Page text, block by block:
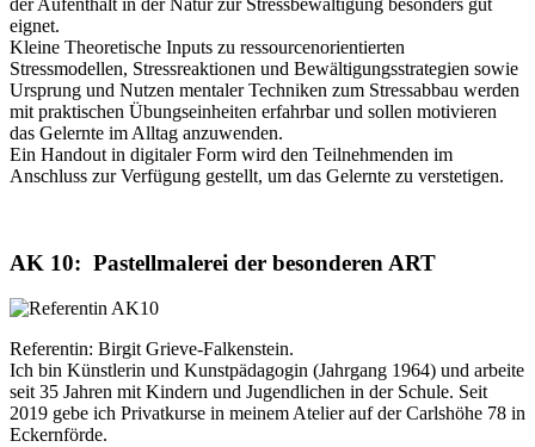
der Aufenthalt in der Natur zur Stressbewältigung besonders gut
eignet.
Kleine Theoretische Inputs zu ressourcenorientierten
Stressmodellen, Stressreaktionen und Bewältigungsstrategien sowie
Ursprung und Nutzen mentaler Techniken zum Stressabbau werden
mit praktischen Übungseinheiten erfahrbar und sollen motivieren
das Gelernte im Alltag anzuwenden.
Ein Handout in digitaler Form wird den Teilnehmenden im
Anschluss zur Verfügung gestellt, um das Gelernte zu verstetigen.
AK 10: Pastellmalerei der besonderen ART
Referentin: Birgit Grieve-Falkenstein.
Ich bin Künstlerin und Kunstpädagogin (Jahrgang 1964) und arbeite
seit 35 Jahren mit Kindern und Jugendlichen in der Schule. Seit
2019 gebe ich Privatkurse in meinem Atelier auf der Carlshöhe 78 in
Eckernförde.